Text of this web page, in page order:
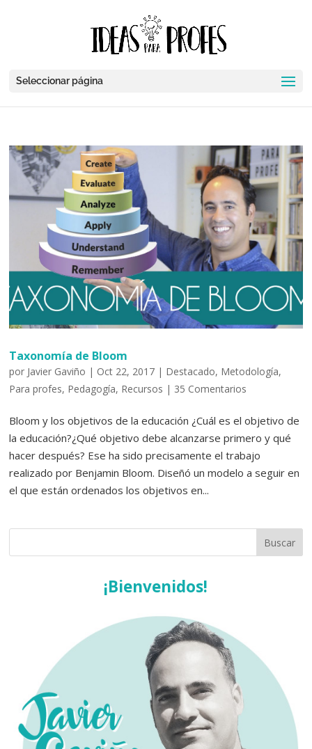
Seleccionar página
Taxonomía de Bloom
por Javier Gaviño | Oct 22, 2017 | Destacado, Metodología,
Para profes, Pedagogía, Recursos | 35 Comentarios
Bloom y los objetivos de la educación ¿Cuál es el objetivo de
la educación?¿Qué objetivo debe alcanzarse primero y qué
hacer después? Ese ha sido precisamente el trabajo
realizado por Benjamin Bloom. Diseñó un modelo a seguir en
el que están ordenados los objetivos en...
¡Bienvenidos!